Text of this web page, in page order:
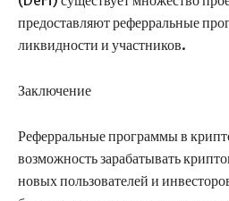
предоставляют реферральные
ликвидности и участников.
Заключение
Реферральные программы в
возможность зарабатывать
новых пользователей и